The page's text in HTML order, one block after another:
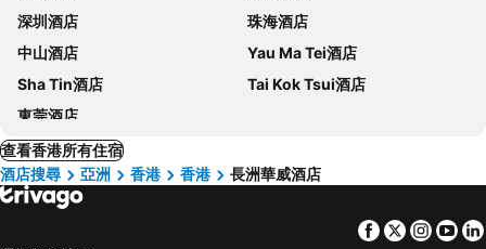
深圳酒店
珠海酒店
中山酒店
Yau Ma Tei酒店
Sha Tin酒店
Tai Kok Tsui酒店
東莞酒店
查看香港所有住宿
酒店搜尋
亞洲 香港 香港 長洲華威酒店
Facebook
Twitter